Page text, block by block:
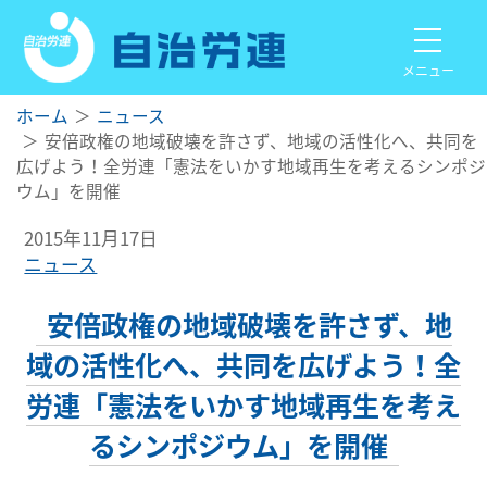
メニュー
ホーム
ニュース
安倍政権の地域破壊を許さず、地域の活性化へ、共同を
広げよう！全労連「憲法をいかす地域再生を考えるシンポジ
ウム」を開催
2015年11月17日
ニュース
安倍政権の地域破壊を許さず、地
域の活性化へ、共同を広げよう！全
労連「憲法をいかす地域再生を考え
るシンポジウム」を開催